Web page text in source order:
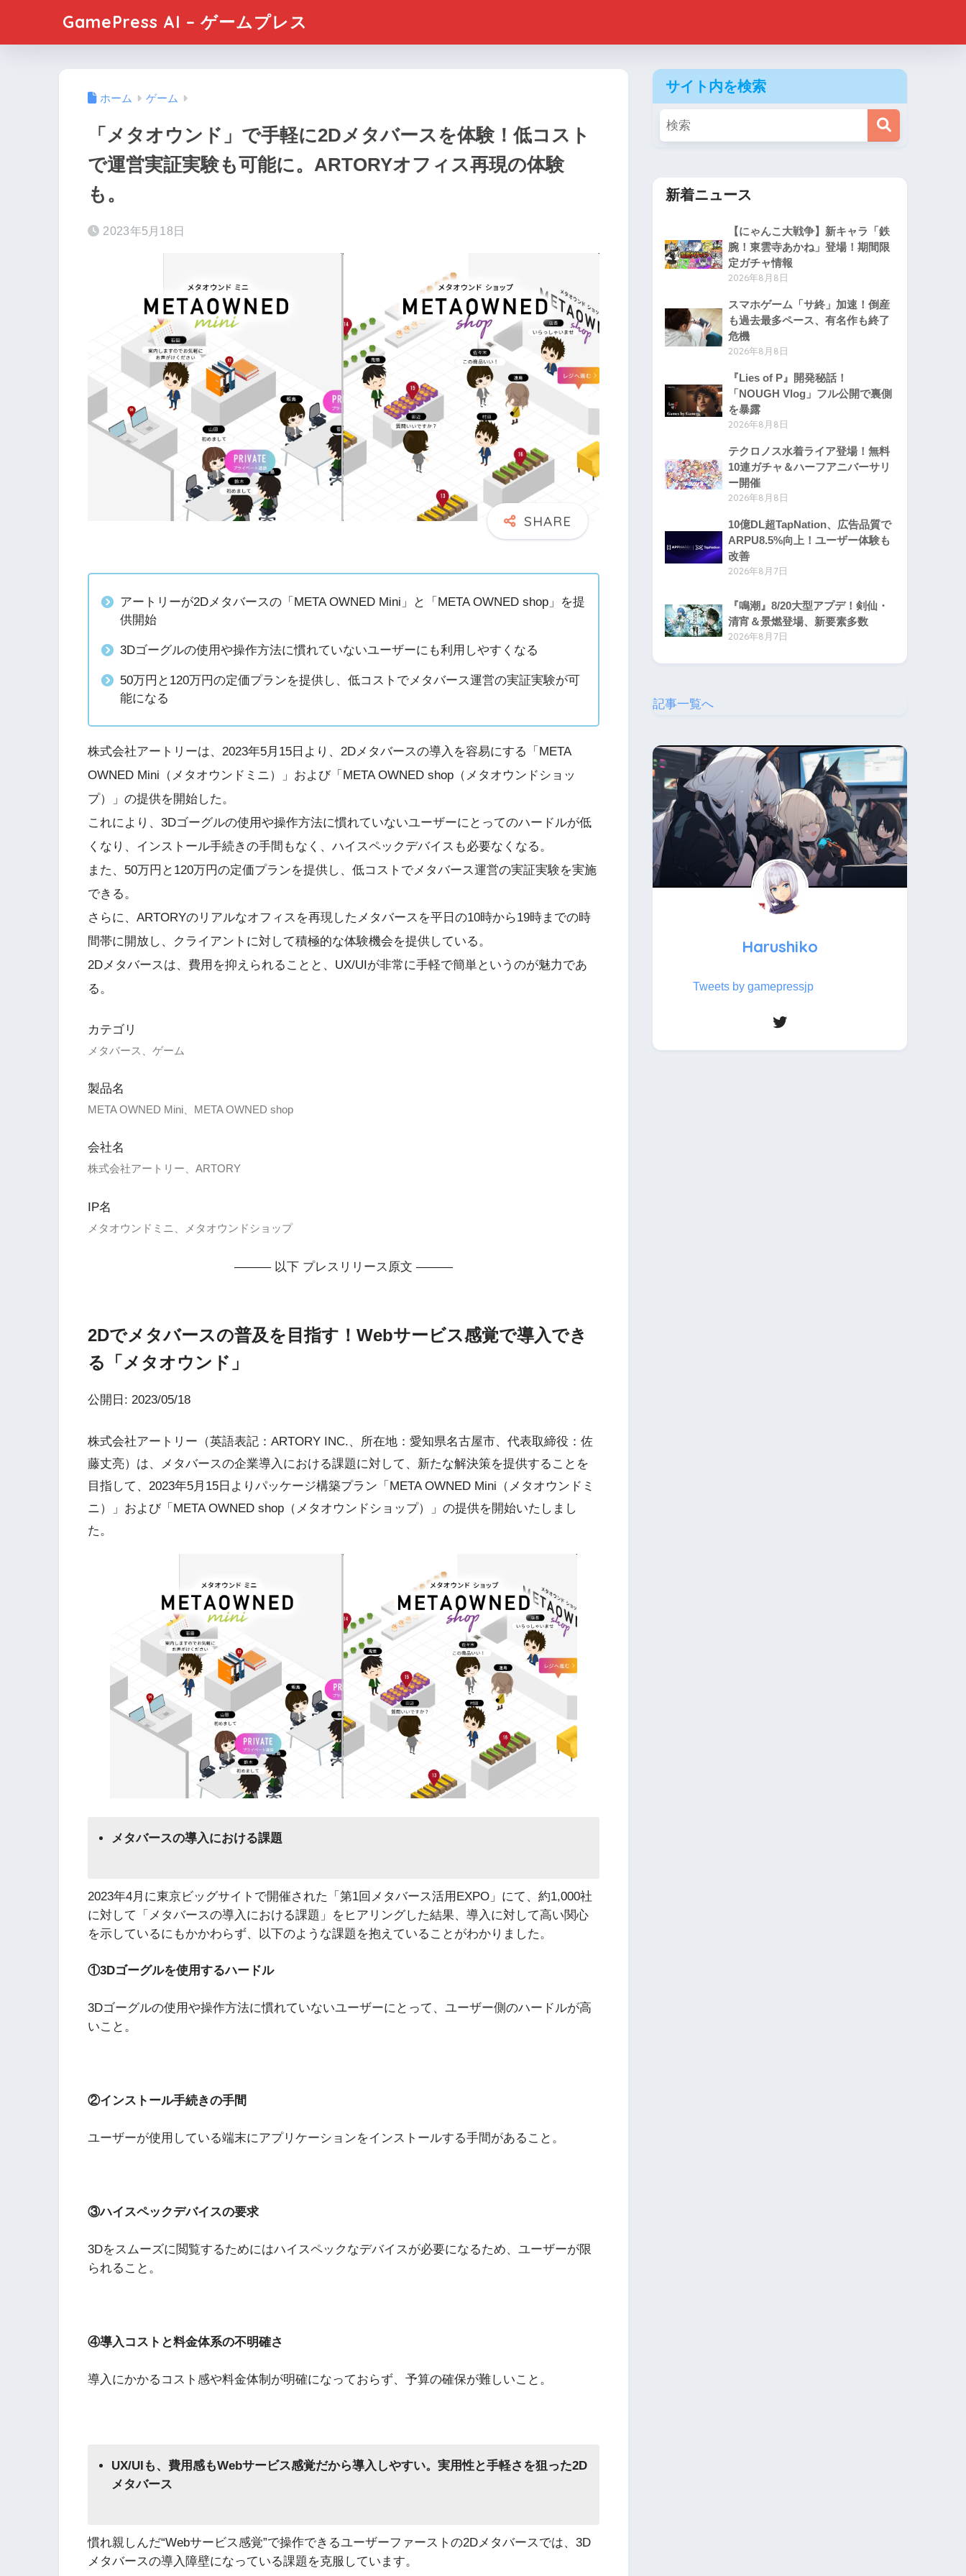
GamePress AI – ゲームプレス
ホーム ゲーム
「メタオウンド」で手軽に2Dメタバースを体験！低コスト
で運営実証実験も可能に。ARTORYオフィス再現の体験
も。
2023年5月18日
アートリーが2Dメタバースの「META OWNED Mini」と「META OWNED shop」を提
供開始
3Dゴーグルの使用や操作方法に慣れていないユーザーにも利用しやすくなる
50万円と120万円の定価プランを提供し、低コストでメタバース運営の実証実験が可
能になる
株式会社アートリーは、2023年5月15日より、2Dメタバースの導入を容易にする「META
OWNED Mini（メタオウンドミニ）」および「META OWNED shop（メタオウンドショッ
プ）」の提供を開始した。
これにより、3Dゴーグルの使用や操作方法に慣れていないユーザーにとってのハードルが低
くなり、インストール手続きの手間もなく、ハイスペックデバイスも必要なくなる。
また、50万円と120万円の定価プランを提供し、低コストでメタバース運営の実証実験を実施
できる。
さらに、ARTORYのリアルなオフィスを再現したメタバースを平日の10時から19時までの時
間帯に開放し、クライアントに対して積極的な体験機会を提供している。
2Dメタバースは、費用を抑えられることと、UX/UIが非常に手軽で簡単というのが魅力であ
る。
カテゴリ
メタバース、ゲーム
製品名
META OWNED Mini、META OWNED shop
会社名
株式会社アートリー、ARTORY
IP名
メタオウンドミニ、メタオウンドショップ
——— 以下 プレスリリース原文 ———
2Dでメタバースの普及を目指す！Webサービス感覚で導入でき
る「メタオウンド」
公開日: 2023/05/18
株式会社アートリー（英語表記：ARTORY INC.、所在地：愛知県名古屋市、代表取締役：佐
藤丈亮）は、メタバースの企業導入における課題に対して、新たな解決策を提供することを
目指して、2023年5月15日よりパッケージ構築プラン「META OWNED Mini（メタオウンドミ
ニ）」および「META OWNED shop（メタオウンドショップ）」の提供を開始いたしまし
た。
メタバースの導入における課題
2023年4月に東京ビッグサイトで開催された「第1回メタバース活用EXPO」にて、約1,000社
に対して「メタバースの導入における課題」をヒアリングした結果、導入に対して高い関心
を示しているにもかかわらず、以下のような課題を抱えていることがわかりました。
①3Dゴーグルを使用するハードル
3Dゴーグルの使用や操作方法に慣れていないユーザーにとって、ユーザー側のハードルが高
いこと。
②インストール手続きの手間
ユーザーが使用している端末にアプリケーションをインストールする手間があること。
③ハイスペックデバイスの要求
3Dをスムーズに閲覧するためにはハイスペックなデバイスが必要になるため、ユーザーが限
られること。
④導入コストと料金体系の不明確さ
導入にかかるコスト感や料金体制が明確になっておらず、予算の確保が難しいこと。
UX/UIも、費用感もWebサービス感覚だから導入しやすい。実用性と手軽さを狙った2D
メタバース
慣れ親しんだ“Webサービス感覚”で操作できるユーザーファーストの2Dメタバースでは、3D
メタバースの導入障壁になっている課題を克服しています。
サイト内を検索
新着ニュース
【にゃんこ大戦争】新キャラ「鉄
腕！東雲寺あかね」登場！期間限
定ガチャ情報
2026年8月8日
スマホゲーム「サ終」加速！倒産
も過去最多ペース、有名作も終了
危機
2026年8月8日
『Lies of P』開発秘話！
「NOUGH Vlog」フル公開で裏側
を暴露
2026年8月8日
テクロノス水着ライア登場！無料
10連ガチャ＆ハーフアニバーサリ
ー開催
2026年8月8日
10億DL超TapNation、広告品質で
ARPU8.5%向上！ユーザー体験も
改善
2026年8月7日
『鳴潮』8/20大型アプデ！剣仙・
清宵＆景燃登場、新要素多数
2026年8月7日
記事一覧へ
Harushiko
Tweets by gamepressjp